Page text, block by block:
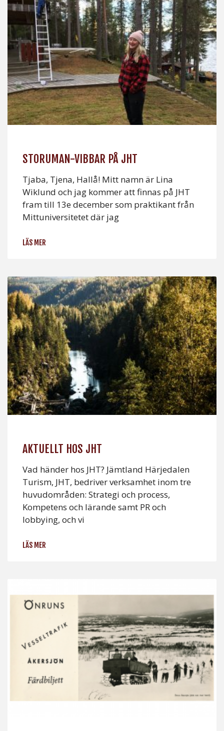
STORUMAN-VIBBAR PÅ JHT
Tjaba, Tjena, Hallå! Mitt namn är Lina
Wiklund och jag kommer att finnas på JHT
fram till 13e december som praktikant från
Mittuniversitetet där jag
LÄS MER
AKTUELLT HOS JHT
Vad händer hos JHT? Jämtland Härjedalen
Turism, JHT, bedriver verksamhet inom tre
huvudområden: Strategi och process,
Kompetens och lärande samt PR och
lobbying, och vi
LÄS MER